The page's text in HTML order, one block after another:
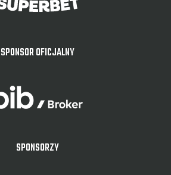
SPONSOR OFICJALNY
SPONSORZY